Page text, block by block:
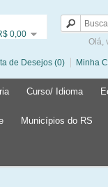
0,00
Olá,
de Desejos (0) Minha
Curso/ Idioma
Municípios do RS